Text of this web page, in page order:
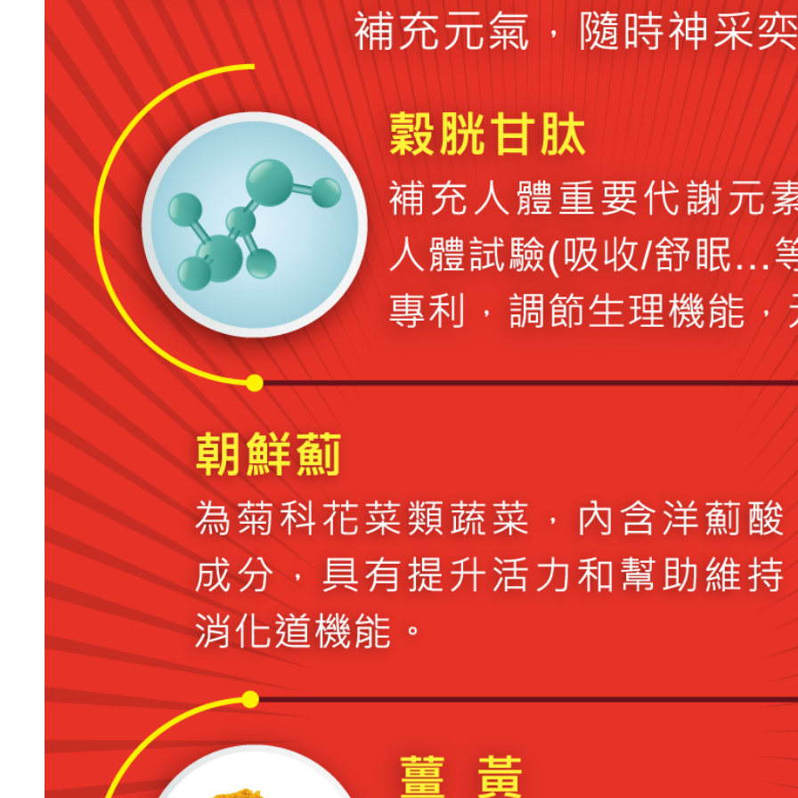
客服單位將致電確保消費者身體健康
若至電3次均無撥通，將取消申請資格，請您再次填寫
單申請，謝謝
送出